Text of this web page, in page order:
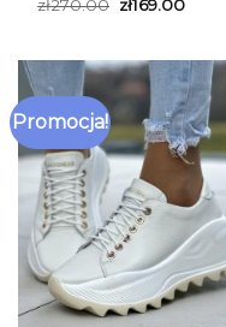
zł270.00 zł169.00
Promocja!